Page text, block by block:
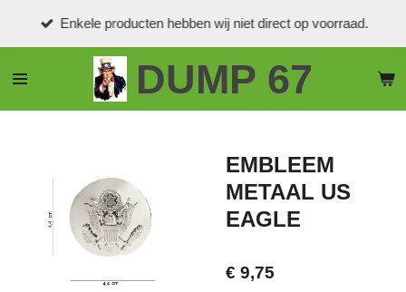
de
DUMP 67
Enkele producten hebben wij niet direct op voorraad.
EMBLEEM
METAAL US
EAGLE
€ 9,75